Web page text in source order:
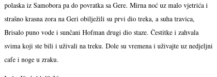
polaska iz Samobora pa do povratka sa Gere. Mirna noć uz malo vjetrića i
strašno krasna zora na Geri obilježili su prvi dio treka, a suha travica,
Brisalo puno vode i sunčani Hofman drugi dio staze. Čestitke i zahvala
svima koji ste bili i uživali na treku. Dole su vremena i uživajte uz nedjeljni
cafe i noge u zraku.